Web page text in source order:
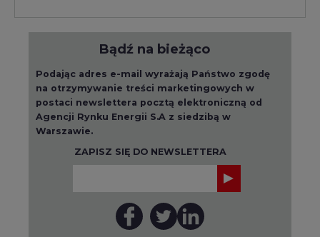
Bądź na bieżąco
Podając adres e-mail wyrażają Państwo zgodę
na otrzymywanie treści marketingowych w
postaci newslettera pocztą elektroniczną od
Agencji Rynku Energii S.A z siedzibą w
Warszawie.
ZAPISZ SIĘ DO NEWSLETTERA